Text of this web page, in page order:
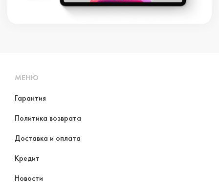
МЕНЮ
Гарантия
Политика возврата
Доставка и оплата
Кредит
Новости